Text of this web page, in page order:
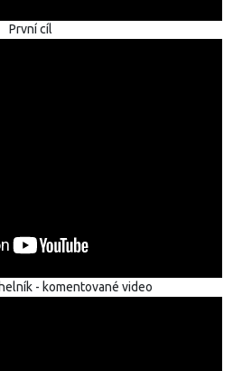
První cíl
- komentované video